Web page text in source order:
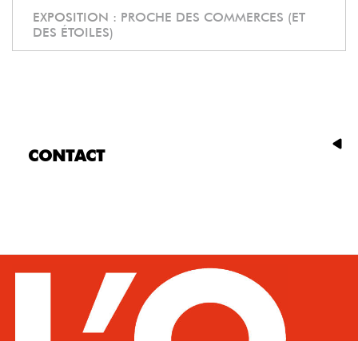
EXPOSITION : PROCHE DES COMMERCES (ET
DES ÉTOILES)
CONTACT